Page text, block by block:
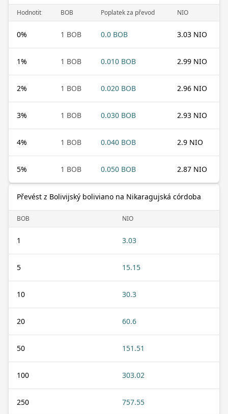
Hodnotit BOB Poplatek za převod NIO
0% 1 BOB 0.0 BOB 3.03 NIO
1% 1 BOB 0.010 BOB 2.99 NIO
2% 1 BOB 0.020 BOB 2.96 NIO
3% 1 BOB 0.030 BOB 2.93 NIO
4% 1 BOB 0.040 BOB 2.9 NIO
5% 1 BOB 0.050 BOB 2.87 NIO
Převést z Bolivijský boliviano na Nikaragujská córdoba
BOB NIO
1 3.03
5 15.15
10 30.3
20 60.6
50 151.51
100 303.02
250 757.55